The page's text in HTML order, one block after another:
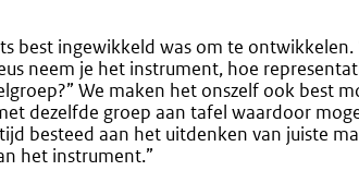
best ingewikkeld was om te ontwikkelen.
neem je het instrument, hoe
We maken het onszelf ook best
dezelfde groep aan tafel waardoor
besteed aan het uitdenken van juiste
het instrument.”